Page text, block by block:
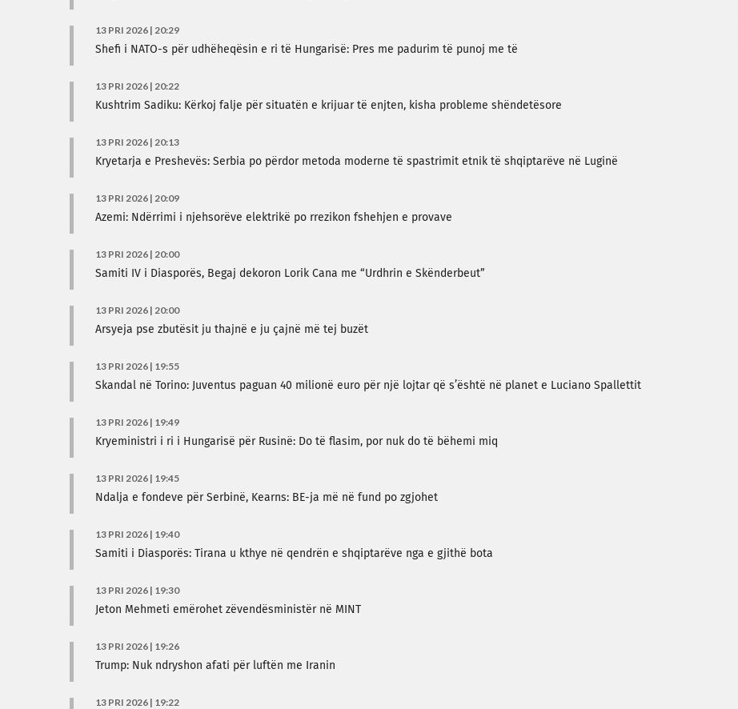
13 PRI 2026 | 20:29
Shefi i NATO-s për udhëheqësin e ri të Hungarisë: Pres me padurim të punoj me të
13 PRI 2026 | 20:22
Kushtrim Sadiku: Kërkoj falje për situatën e krijuar të enjten, kisha probleme shëndetësore
13 PRI 2026 | 20:13
Kryetarja e Preshevës: Serbia po përdor metoda moderne të spastrimit etnik të shqiptarëve në Luginë
13 PRI 2026 | 20:09
Azemi: Ndërrimi i njehsorëve elektrikë po rrezikon fshehjen e provave
13 PRI 2026 | 20:00
Samiti IV i Diasporës, Begaj dekoron Lorik Cana me “Urdhrin e Skënderbeut”
13 PRI 2026 | 20:00
Arsyeja pse zbutësit ju thajnë e ju çajnë më tej buzët
13 PRI 2026 | 19:55
Skandal në Torino: Juventus paguan 40 milionë euro për një lojtar që s’është në planet e Luciano Spallettit
13 PRI 2026 | 19:49
Kryeministri i ri i Hungarisë për Rusinë: Do të flasim, por nuk do të bëhemi miq
13 PRI 2026 | 19:45
Ndalja e fondeve për Serbinë, Kearns: BE-ja më në fund po zgjohet
13 PRI 2026 | 19:40
Samiti i Diasporës: Tirana u kthye në qendrën e shqiptarëve nga e gjithë bota
13 PRI 2026 | 19:30
Jeton Mehmeti emërohet zëvendësministër në MINT
13 PRI 2026 | 19:26
Trump: Nuk ndryshon afati për luftën me Iranin
13 PRI 2026 | 19:22